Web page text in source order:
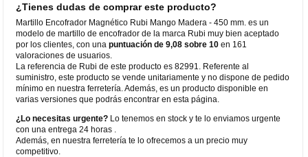
¿Tienes dudas de comprar este producto?
Martillo Encofrador Magnético Rubi Mango Madera - 450 mm. es un
modelo de martillo de encofrador de la marca Rubi muy bien aceptado
por los clientes, con unapuntuación de 9,08 sobre 10 en 161
valoraciones de usuarios.
La referencia de Rubi de este producto es 82991. Referente al
suministro, este producto se vende unitariamente y no dispone de pedido
mínimo en nuestra ferretería. Además, es un producto disponible en
varias versiones que podrás encontrar en esta página.
¿Lo necesitas urgente? Lo tenemos en stock y te lo enviamos urgente
con una entrega 24 horas .
Además, en nuestra ferretería te lo ofrecemos a un precio muy
competitivo.